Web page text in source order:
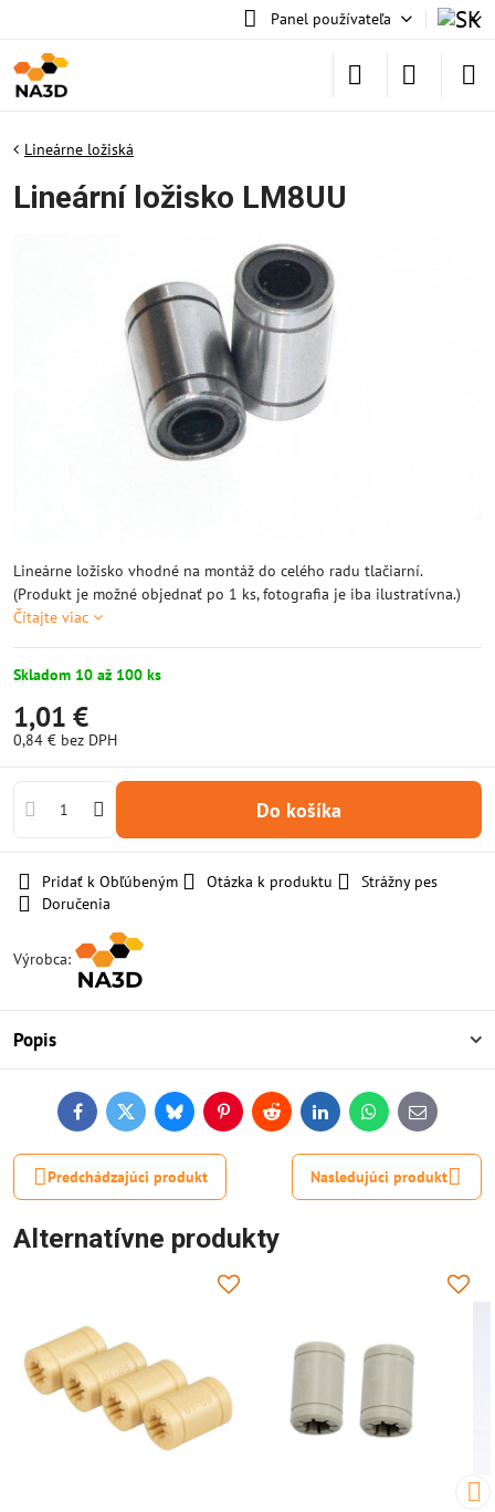
Panel používateľa
Lineárne ložiská
Lineární ložisko LM8UU
Lineárne ložisko vhodné na montáž do celého radu tlačiarní.
(Produkt je možné objednať po 1 ks, fotografia je iba ilustratívna.)
Čítajte viac
Skladom 10 až 100 ks
1,01 €
0,84 € bez DPH
Do košíka
Pridať k Obľúbeným Otázka k produktu
Strážny pes
Doručenia
Výrobca:
Popis
FacebookTwitterBlueskyPinterestReddit LinkedInWhatsApp
E-
mail
Predchádzajúci produkt Nasledujúci produkt
Alternatívne produkty